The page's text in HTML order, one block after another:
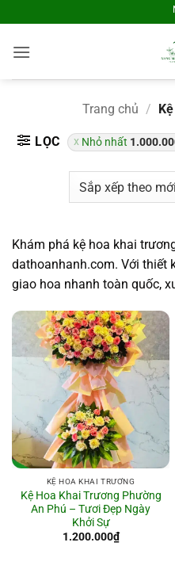
to
content
Trang chủ /
LỌC Nhỏ nhất
Khám phá kệ hoa khai
dathoanhanh.com. Với thiết
giao hoa nhanh toàn quốc,
KỆ HOA KHAI TRƯƠNG
Kệ Hoa Khai Trương Phường
An Phú – Tươi Đẹp Ngày
Khởi Sự
1.200.000₫
Chị Chi tại Đà
Về 1 phút trước đó